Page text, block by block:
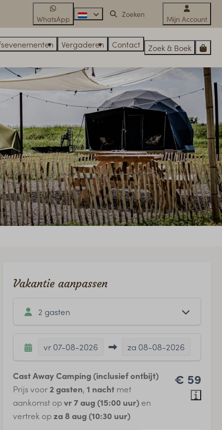
WhatsApp Mijn Account
Vergaderen Contact Zoek & Boek
Vakantie aanpassen
2 gasten
vr 07-08-2026 za 08-08-2026
€ 59
Cast Away Camping (inclusief ontbijt)
Prijs voor 2 gasten, 1 nacht met
aankomst opvr 7 aug (15:00 uur) en
vertrek opza 8 aug (10:30 uur)